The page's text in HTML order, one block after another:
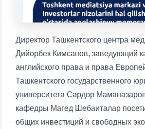
Директор Ташкентского центра
Дийорбек Кимсанов, заведующий
английского права и права
Ташкентского государственного
университета Сардор
кафедры Магед Шебаиталар
общих инвестиций и свободных
8. Квота (бакалавриат) (1)